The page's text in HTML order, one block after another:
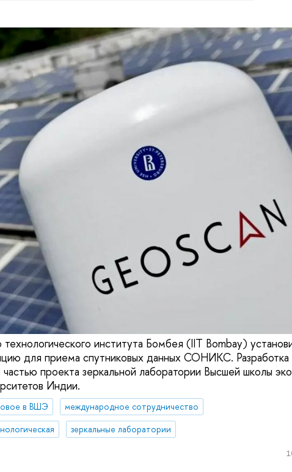
института Бомбея (IIT Bombay)
для приема спутниковых данных СОНИКС. Разработка
частью проекта зеркальной лаборатории Высшей школы
Индии.
в ВШЭ
международное сотрудничество
зеркальные лаборатории